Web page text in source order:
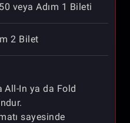
veya Adım 1 Bileti
2 Bilet
All-In ya da Fold
sayesinde